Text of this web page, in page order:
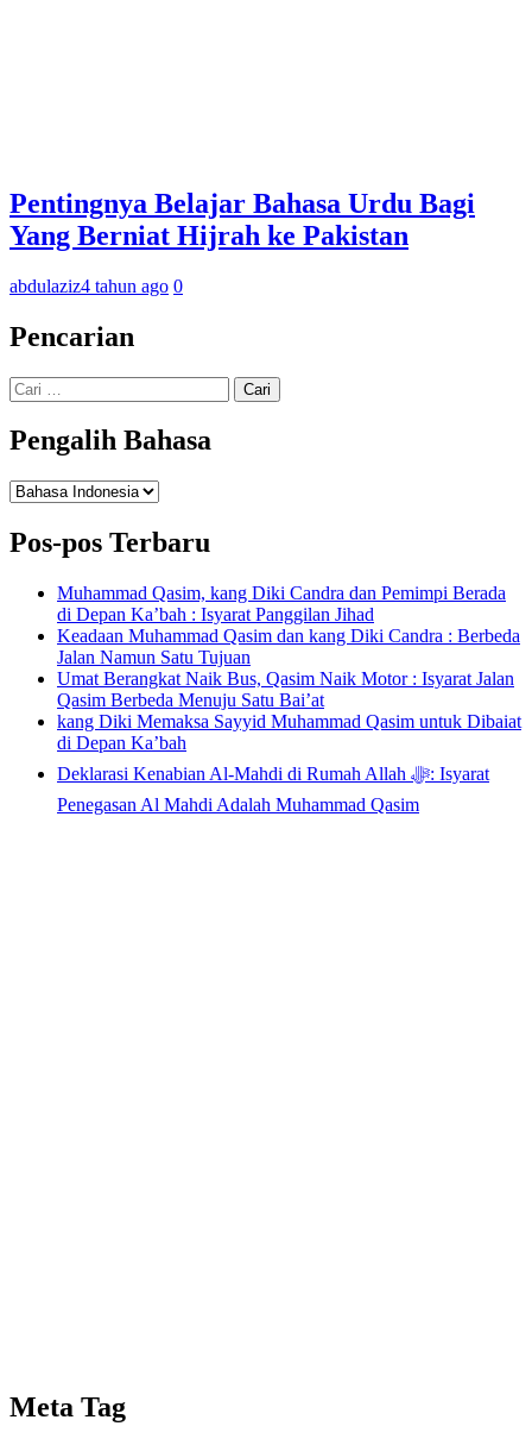
Pentingnya Belajar Bahasa Urdu Bagi
Yang Berniat Hijrah ke Pakistan
abdulaziz4 tahun ago 0
Pencarian
Cari
untuk:
Pengalih Bahasa
Pengalih
Pos-pos Terbaru
Muhammad Qasim, kang Diki Candra dan Pemimpi Berada
di Depan Ka’bah : Isyarat Panggilan Jihad
Keadaan Muhammad Qasim dan kang Diki Candra : Berbeda
Jalan Namun Satu Tujuan
Umat Berangkat Naik Bus, Qasim Naik Motor : Isyarat Jalan
Qasim Berbeda Menuju Satu Bai’at
kang Diki Memaksa Sayyid Muhammad Qasim untuk Dibaiat
di Depan Ka’bah
Deklarasi Kenabian Al-Mahdi di Rumah Allah ﷻ: Isyarat
Penegasan Al Mahdi Adalah Muhammad Qasim
Meta Tag